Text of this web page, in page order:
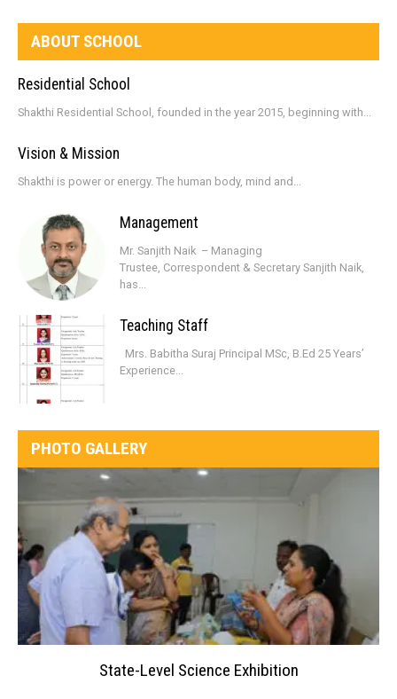
ABOUT SCHOOL
Residential School
Shakthi Residential School, founded in the year 2015, beginning with...
Vision & Mission
Shakthi is power or energy. The human body, mind and...
Management
Mr. Sanjith Naik – Managing
Trustee, Correspondent & Secretary Sanjith Naik,
has...
Teaching Staff
Mrs. Babitha Suraj Principal MSc, B.Ed 25 Years’
Experience...
PHOTO GALLERY
State-Level Science Exhibition